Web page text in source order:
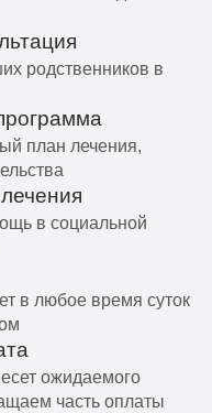
родственников в
план лечения,
в социальной
в любое время суток
ожидаемого
часть оплаты